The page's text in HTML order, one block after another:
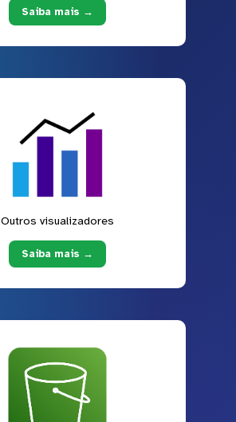
Saiba mais →
Outros visualizadores
Saiba mais →